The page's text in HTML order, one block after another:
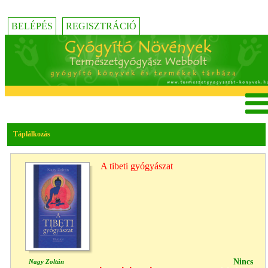
BELÉPÉS REGISZTRÁCIÓ
Táplálkozás
A tibeti gyógyászat
Nagy Zoltán
Nincs